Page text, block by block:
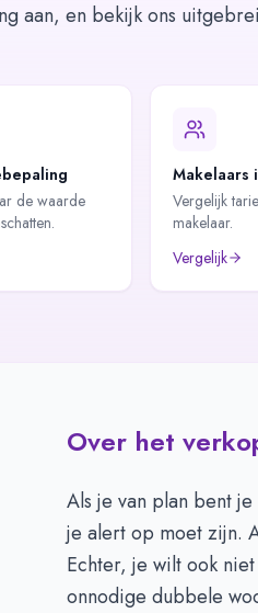
aan, en bekijk ons
de waarde
Makelaars
Vergelijk
makelaar.
Vergelijk
Over het
Als je van plan bent
je alert op moet zijn.
Echter, je wilt ook
onnodige dubbele